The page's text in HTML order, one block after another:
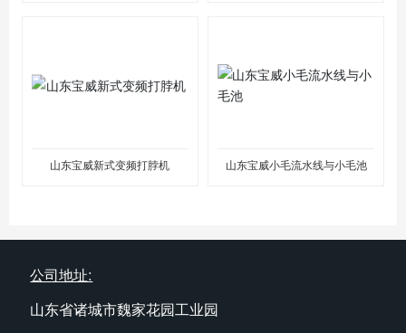
山东宝威新式变频打脖机 山东宝威小毛流水线与小毛池
公司地址:
山东省诸城市魏家花园工业园